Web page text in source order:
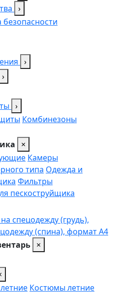
›
безопасности
›
›
›
Комбинезоны
×
Камеры
типа Одежда и
Фильтры
пескоструйщика
спецодежду (грудь),
(спина), формат А4
×
Костюмы летние